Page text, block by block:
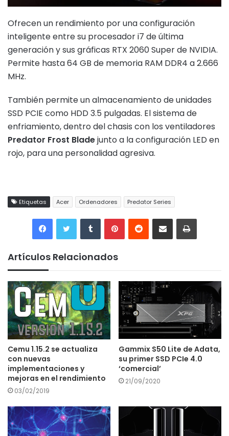
Ofrecen un rendimiento por una configuración
inteligente entre su procesador i7 de última
generación y sus gráficas RTX 2060 Super de NVIDIA.
Permite hasta 64 GB de memoria RAM DDR4 a 2.666
MHz.
También permite un almacenamiento de unidades
SSD PCIE como HDD 3.5 pulgadas. El sistema de
enfriamiento, dentro del chasis con los ventiladores
Predator Frost Bladejunto a la configuración LED en
rojo, para una personalidad agresiva.
Etiquetas Acer Ordenadores Predator Series
TumblrPinterestReddit Compartir por correo electrónicoImprimir
Artículos Relacionados
Cemu 1.15.2 se actualiza
con nuevas
implementaciones y
mejoras en el rendimiento
03/02/2019
Gammix S50 Lite de Adata,
su primer SSD PCIe 4.0
‘comercial’
21/09/2020